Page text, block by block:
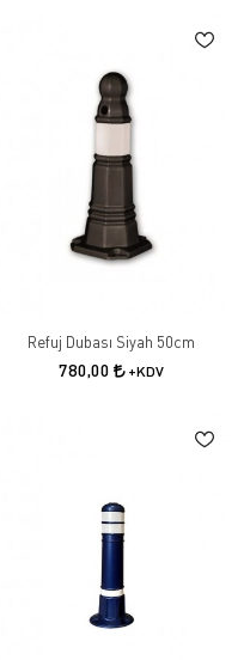
Refuj Dubası Siyah 50cm
780,00 +KDV